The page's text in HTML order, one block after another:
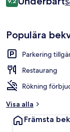
1 741 kr
9,2 av 10,
Populära
Parkering
Restaurang
Rökning
Visa alla
Främsta